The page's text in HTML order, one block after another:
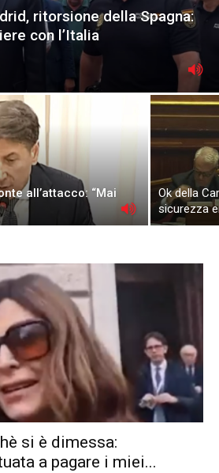
ritorsione della Spagna:
con l’Italia
all’attacco: “Mai
Ok della
sicurezza
si è dimessa:
a pagare i miei...